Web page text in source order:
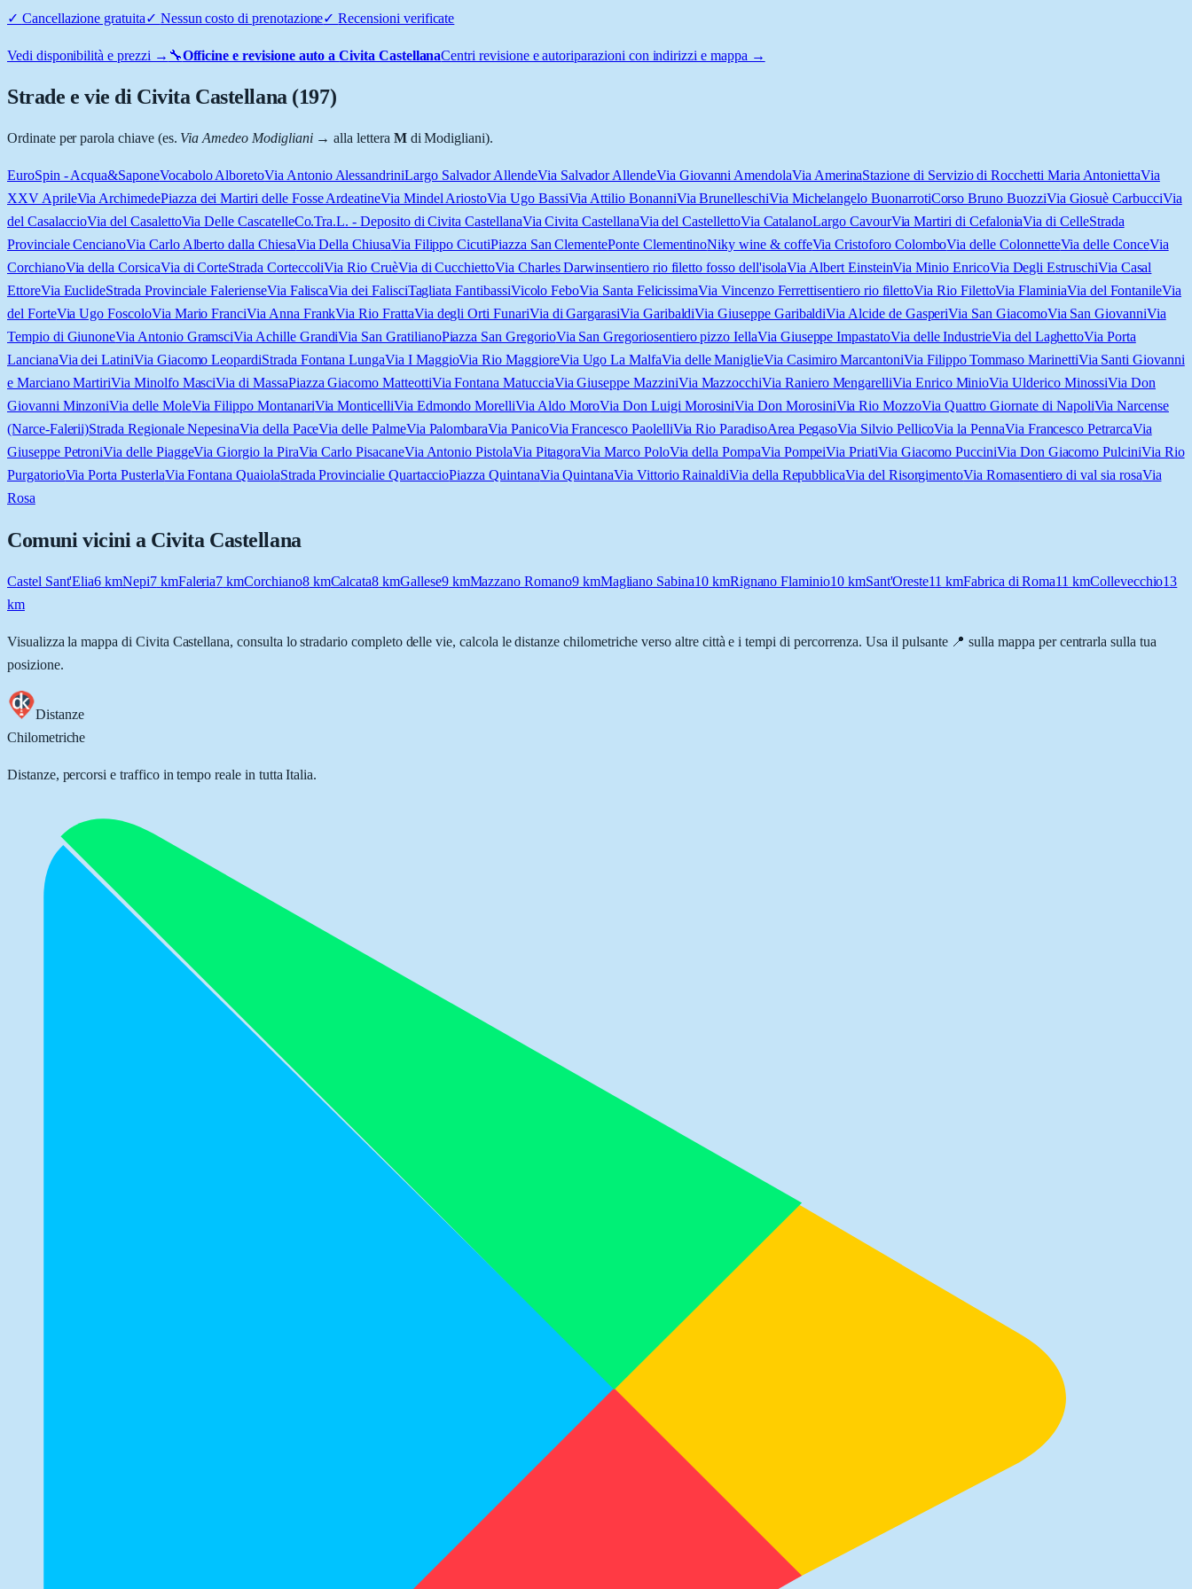
✓ Cancellazione gratuita✓ Nessun costo di prenotazione✓Recensioni verificate
Vedi disponibilità e prezzi → 🔧Officine e revisione auto aCivita CastellanaCentri revisione e autoriparazioni con indirizzi e mappa →
Strade e vie di Civita Castellana (197)
Ordinate per parola chiave (es. Via Amedeo Modigliani→ alla lettera Mdi Modigliani).
EuroSpin - Acqua&SaponeVocabolo AlboretoVia Antonio AlessandriniLargo Salvador AllendeVia Salvador AllendeVia Giovanni AmendolaVia AmerinaStazione di Servizio di Rocchetti Maria AntoniettaVia
XXV AprileVia ArchimedePiazza dei Martiri delle Fosse ArdeatineVia Mindel AriostoVia Ugo BassiVia Attilio BonanniVia BrunelleschiVia Michelangelo BuonarrotiCorso Bruno BuozziVia Giosuè CarbucciVia
del CasalaccioVia del CasalettoVia Delle CascatelleCo.Tra.L. - Deposito di Civita CastellanaVia Civita CastellanaVia del CastellettoVia CatalanoLargo CavourVia Martiri di CefaloniaVia di CelleStrada
Provinciale CencianoVia Carlo Alberto dalla ChiesaVia Della ChiusaVia Filippo CicutiPiazza San ClementePonte ClementinoNiky wine & coffeVia Cristoforo ColomboVia delle ColonnetteVia delle ConceVia
CorchianoVia della CorsicaVia di CorteStrada CorteccoliVia Rio CruèVia di CucchiettoVia Charles Darwinsentiero rio filetto fosso dell'isolaVia Albert EinsteinVia Minio EnricoVia Degli EstruschiVia Casal
EttoreVia EuclideStrada Provinciale FalerienseVia FaliscaVia dei FalisciTagliata FantibassiVicolo FeboVia Santa FelicissimaVia Vincenzo Ferrettisentiero rio filettoVia Rio FilettoVia FlaminiaVia del FontanileVia
del ForteVia Ugo FoscoloVia Mario FranciVia Anna FrankVia Rio FrattaVia degli Orti FunariVia di GargarasiVia GaribaldiVia Giuseppe GaribaldiVia Alcide de GasperiVia San GiacomoVia San GiovanniVia
Tempio di GiunoneVia Antonio GramsciVia Achille GrandiVia San GratilianoPiazza San GregorioVia San Gregoriosentiero pizzo IellaVia Giuseppe ImpastatoVia delle IndustrieVia del LaghettoVia Porta
LancianaVia dei LatiniVia Giacomo LeopardiStrada Fontana LungaVia I MaggioVia Rio MaggioreVia Ugo La MalfaVia delle ManiglieVia Casimiro MarcantoniVia Filippo Tommaso MarinettiVia Santi Giovanni
e Marciano MartiriVia Minolfo MasciVia di MassaPiazza Giacomo MatteottiVia Fontana MatucciaVia Giuseppe MazziniVia MazzocchiVia Raniero MengarelliVia Enrico MinioVia Ulderico MinossiVia Don
Giovanni MinzoniVia delle MoleVia Filippo MontanariVia MonticelliVia Edmondo MorelliVia Aldo MoroVia Don Luigi MorosiniVia Don MorosiniVia Rio MozzoVia Quattro Giornate di NapoliVia Narcense
(Narce-Falerii)Strada Regionale NepesinaVia della PaceVia delle PalmeVia PalombaraVia PanicoVia Francesco PaolelliVia Rio ParadisoArea PegasoVia Silvio PellicoVia la PennaVia Francesco PetrarcaVia
Giuseppe PetroniVia delle PiaggeVia Giorgio la PiraVia Carlo PisacaneVia Antonio PistolaVia PitagoraVia Marco PoloVia della PompaVia PompeiVia PriatiVia Giacomo PucciniVia Don Giacomo PulciniVia Rio
PurgatorioVia Porta PusterlaVia Fontana QuaiolaStrada Provincialie QuartaccioPiazza QuintanaVia QuintanaVia Vittorio RainaldiVia della RepubblicaVia del RisorgimentoVia Romasentiero di val sia rosaVia
Rosa
Comuni vicini a Civita Castellana
Castel Sant'Elia6 kmNepi7kmFaleria7 kmCorchiano8kmCalcata8 kmGallese9kmMazzano Romano9kmMagliano Sabina10kmRignano Flaminio10kmSant'Oreste11 kmFabrica di Roma11 kmCollevecchio13
km
Visualizza la mappa di Civita Castellana, consulta lo stradario completo delle vie, calcola le distanze chilometriche verso altre città e i tempi di percorrenza. Usa il pulsante 📍 sulla mappa per centrarla sulla tua
posizione.
Distanze
Chilometriche
Distanze, percorsi e traffico in tempo reale in tutta Italia.